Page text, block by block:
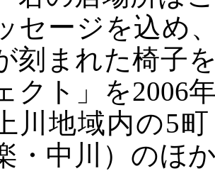
セージを込め
刻まれた椅子
クト」を2006
川地域内の5
・中川）のほ